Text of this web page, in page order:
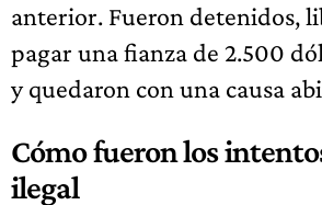
anterior. Fueron detenidos,
pagar una fianza de 2.500
y quedaron con una causa
Cómo fueron los
ilegal